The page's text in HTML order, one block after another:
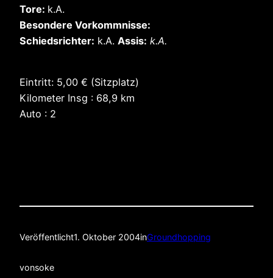
Tore: k.A.
Besondere Vorkommnisse:
Schiedsrichter: k.A. Assis: k.A.
Eintritt: 5,00 € (Sitzplatz)
Kilometer Insg : 68,9 km
Auto : 2
Veröffentlicht1. Oktober 2004inGroundhopping
vonsoke